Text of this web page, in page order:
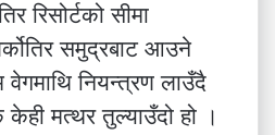
रिसोर्टको सीमा
समुद्रबाट आउने
वेगमाथि नियन्त्रण लाउँदै
मत्थर तुल्याउँदो हो ।